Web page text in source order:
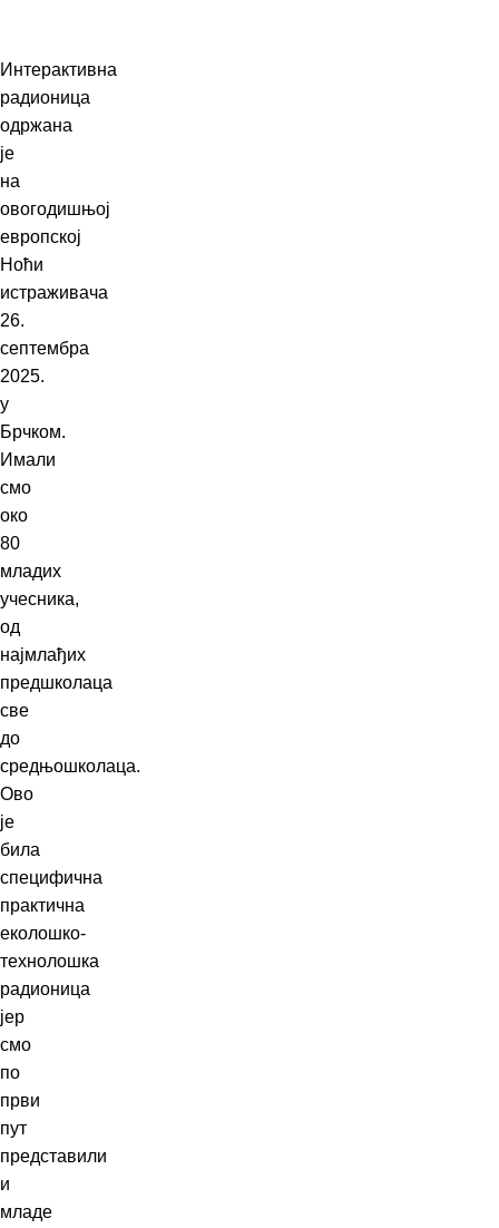
Интерактивна
радионица
одржана
је
на
овогодишњој
европској
Ноћи
истраживача
26.
септембра
2025.
у
Брчком.
Имали
смо
око
80
младих
учесника,
од
најмлађих
предшколаца
све
до
средњошколаца.
Ово
је
била
специфична
практична
еколошко-
технолошка
радионица
јер
смо
по
први
пут
представили
и
младе